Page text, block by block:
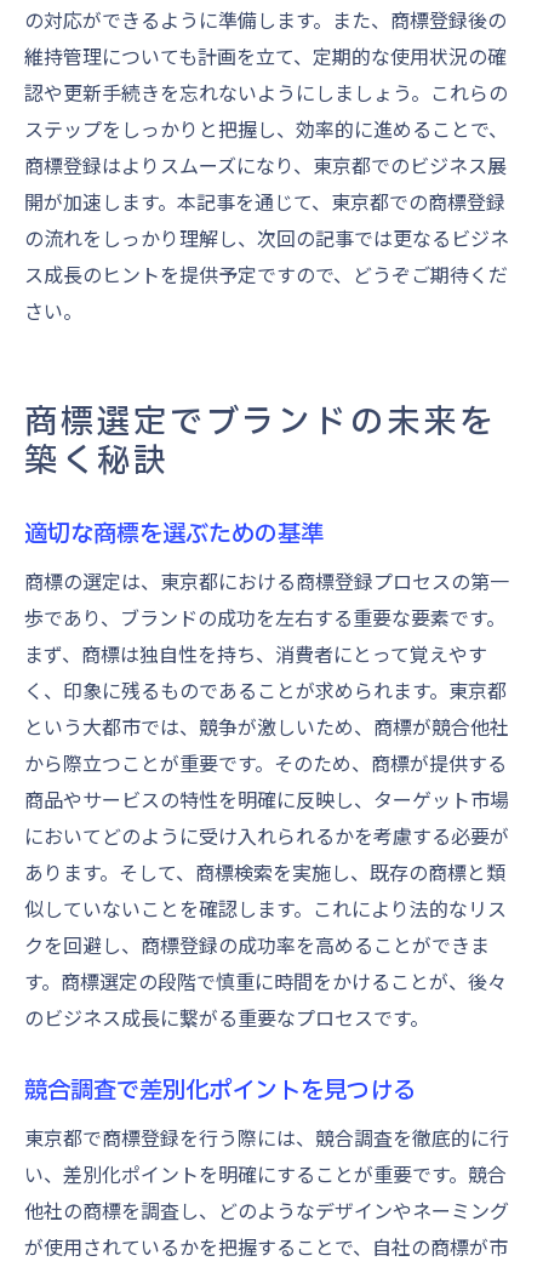
の対応ができるように準備します。また、商標登録後の
維持管理についても計画を立て、定期的な使用状況の確
認や更新手続きを忘れないようにしましょう。これらの
ステップをしっかりと把握し、効率的に進めることで、
商標登録はよりスムーズになり、東京都でのビジネス展
開が加速します。本記事を通じて、東京都での商標登録
の流れをしっかり理解し、次回の記事では更なるビジネ
ス成長のヒントを提供予定ですので、どうぞご期待くだ
さい。
商標選定でブランドの未来を
築く秘訣
適切な商標を選ぶための基準
商標の選定は、東京都における商標登録プロセスの第一
歩であり、ブランドの成功を左右する重要な要素です。
まず、商標は独自性を持ち、消費者にとって覚えやす
く、印象に残るものであることが求められます。東京都
という大都市では、競争が激しいため、商標が競合他社
から際立つことが重要です。そのため、商標が提供する
商品やサービスの特性を明確に反映し、ターゲット市場
においてどのように受け入れられるかを考慮する必要が
あります。そして、商標検索を実施し、既存の商標と類
似していないことを確認します。これにより法的なリス
クを回避し、商標登録の成功率を高めることができま
す。商標選定の段階で慎重に時間をかけることが、後々
のビジネス成長に繋がる重要なプロセスです。
競合調査で差別化ポイントを見つける
東京都で商標登録を行う際には、競合調査を徹底的に行
い、差別化ポイントを明確にすることが重要です。競合
他社の商標を調査し、どのようなデザインやネーミング
が使用されているかを把握することで、自社の商標が市